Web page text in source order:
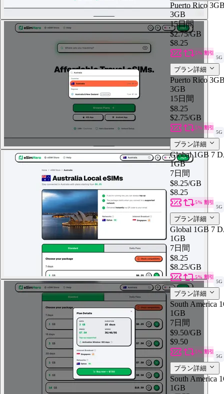
Puerto Rico
3GB
15日間
$2.75/GB
$8.25
5% 割引
5G
プラン詳細
Puerto Rico
3GB
15日間
$8.25
$2.75/GB
5% 割引
5G
プラン詳細
Global 1GB 7
1GB
7日間
$8.25/GB
$8.25
5% 割引
5G
プラン詳細
Global 1GB 7
1GB
7日間
$8.25
$8.25/GB
5% 割引
5G
プラン詳細
South America
1GB
7日間
$9.50/GB
$9.50
5% 割引
5G
プラン詳細
South America
1GB